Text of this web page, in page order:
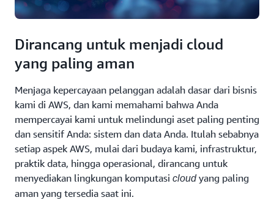
Dirancang untuk menjadi cloud
yang paling aman
Menjaga kepercayaan pelanggan adalah dasar dari bisnis
kami di AWS, dan kami memahami bahwa Anda
mempercayai kami untuk melindungi aset paling penting
dan sensitif Anda: sistem dan data Anda. Itulah sebabnya
setiap aspek AWS, mulai dari budaya kami, infrastruktur,
praktik data, hingga operasional, dirancang untuk
menyediakan lingkungan komputasi cloudyang paling
aman yang tersedia saat ini.